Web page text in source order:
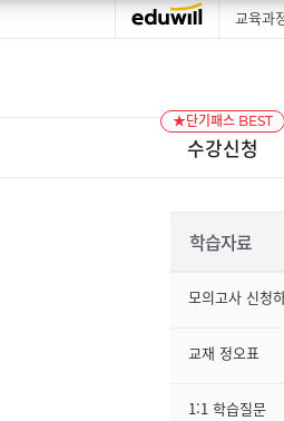
교육과
수강신청
★단기패스 BEST
학습자료
모의고사 신청
교재 정오표
1:1 학습질문